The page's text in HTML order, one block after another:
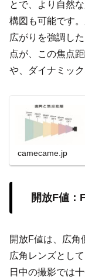
とで、より自然
構図も可能です
広がりを強調し
点が、この焦点
や、ダイナミッ
camecame.jp
開放F値：
開放F値は、広角
広角レンズとし
日中の撮影では